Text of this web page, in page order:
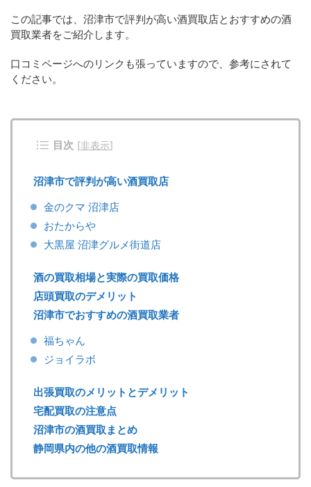
この記事では、沼津市で評判が高い酒買取店とおすすめの酒
買取業者をご紹介します。
口コミページへのリンクも張っていますので、参考にされて
ください。
目次 [非表示]
沼津市で評判が高い酒買取店
金のクマ 沼津店
おたからや
大黒屋 沼津グルメ街道店
酒の買取相場と実際の買取価格
店頭買取のデメリット
沼津市でおすすめの酒買取業者
福ちゃん
ジョイラボ
出張買取のメリットとデメリット
宅配買取の注意点
沼津市の酒買取まとめ
静岡県内の他の酒買取情報